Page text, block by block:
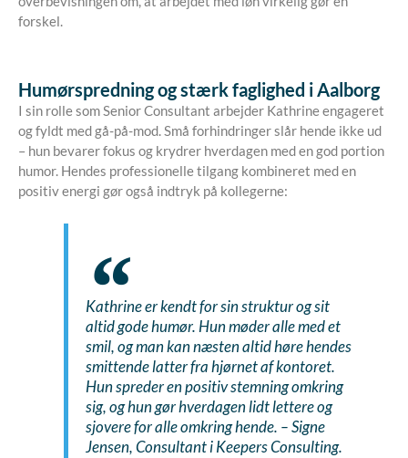
forskel.
Humørspredning og stærk faglighed i Aalborg
I sin rolle som Senior Consultant arbejder Kathrine engageret
og fyldt med gå-på-mod. Små forhindringer slår hende ikke ud
– hun bevarer fokus og krydrer hverdagen med en god portion
humor. Hendes professionelle tilgang kombineret med en
positiv energi gør også indtryk på kollegerne:
Kathrine er kendt for sin struktur og sit
altid gode humør. Hun møder alle med et
smil, og man kan næsten altid høre hendes
smittende latter fra hjørnet af kontoret.
Hun spreder en positiv stemning omkring
sig, og hun gør hverdagen lidt lettere og
sjovere for alle omkring hende. – Signe
Jensen, Consultant i Keepers Consulting.